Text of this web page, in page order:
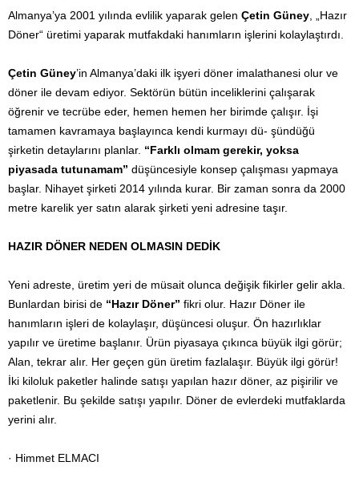
Almanya’ya 2001 yılında evlilik yaparak gelen Çetin Güney , „Hazır
Döner“ üretimi yaparak mutfakdaki hanımların işlerini kolaylaştırdı.
Çetin Güney’in Almanya’daki ilk işyeri döner imalathanesi olur ve
döner ile devam ediyor. Sektörün bütün inceliklerini çalışarak
öğrenir ve tecrübe eder, hemen hemen her birimde çalışır. İşi
tamamen kavramaya başlayınca kendi kurmayı dü- şündüğü
şirketin detaylarını planlar. “Farklı olmam gerekir, yoksa
piyasada tutunamam” düşüncesiyle konsep çalışması yapmaya
başlar. Nihayet şirketi 2014 yılında kurar. Bir zaman sonra da 2000
metre karelik yer satın alarak şirketi yeni adresine taşır.
HAZIR DÖNER NEDEN OLMASIN DEDİK
Yeni adreste, üretim yeri de müsait olunca değişik fikirler gelir akla.
Bunlardan birisi de “Hazır Döner” fikri olur. Hazır Döner ile
hanımların işleri de kolaylaşır, düşüncesi oluşur. Ön hazırlıklar
yapılır ve üretime başlanır. Ürün piyasaya çıkınca büyük ilgi görür;
Alan, tekrar alır. Her geçen gün üretim fazlalaşır. Büyük ilgi görür!
İki kiloluk paketler halinde satışı yapılan hazır döner, az pişirilir ve
paketlenir. Bu şekilde satışı yapılır. Döner de evlerdeki mutfaklarda
yerini alır.
· Himmet ELMACI